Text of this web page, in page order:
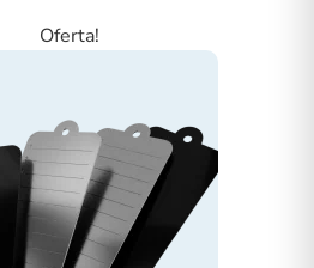
Oferta!